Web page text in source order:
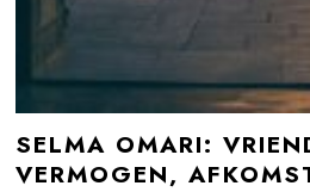
SELMA OMARI:
VERMOGEN,